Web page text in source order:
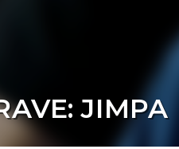
JIMPA